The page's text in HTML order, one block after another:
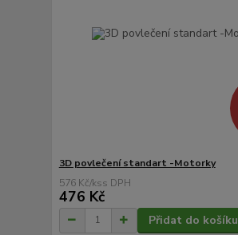
3D povlečení standart -Motorky
576 Kč/ks
476 Kč
Přidat do košíku